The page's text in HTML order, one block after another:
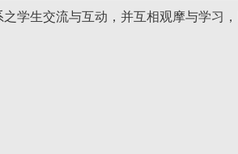
学生交流与互动，并互相观摩与学习